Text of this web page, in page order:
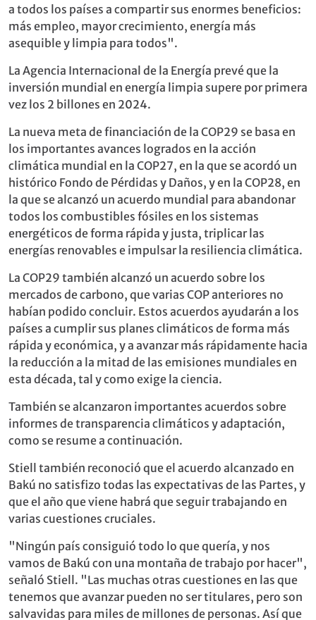
a todos los países a compartir sus enormes beneficios:
más empleo, mayor crecimiento, energía más
asequible y limpia para todos".
La Agencia Internacional de la Energía prevé que la
inversión mundial en energía limpia supere por primera
vez los 2 billones en 2024.
La nueva meta de financiación de la COP29 se basa en
los importantes avances logrados en la acción
climática mundial en la COP27, en la que se acordó un
histórico Fondo de Pérdidas y Daños, y en la COP28, en
la que se alcanzó un acuerdo mundial para abandonar
todos los combustibles fósiles en los sistemas
energéticos de forma rápida y justa, triplicar las
energías renovables e impulsar la resiliencia climática.
La COP29 también alcanzó un acuerdo sobre los
mercados de carbono, que varias COP anteriores no
habían podido concluir. Estos acuerdos ayudarán a los
países a cumplir sus planes climáticos de forma más
rápida y económica, y a avanzar más rápidamente hacia
la reducción a la mitad de las emisiones mundiales en
esta década, tal y como exige la ciencia.
También se alcanzaron importantes acuerdos sobre
informes de transparencia climáticos y adaptación,
como se resume a continuación.
Stiell también reconoció que el acuerdo alcanzado en
Bakú no satisfizo todas las expectativas de las Partes, y
que el año que viene habrá que seguir trabajando en
varias cuestiones cruciales.
"Ningún país consiguió todo lo que quería, y nos
vamos de Bakú con una montaña de trabajo por hacer",
señaló Stiell. "Las muchas otras cuestiones en las que
tenemos que avanzar pueden no ser titulares, pero son
salvavidas para miles de millones de personas. Así que